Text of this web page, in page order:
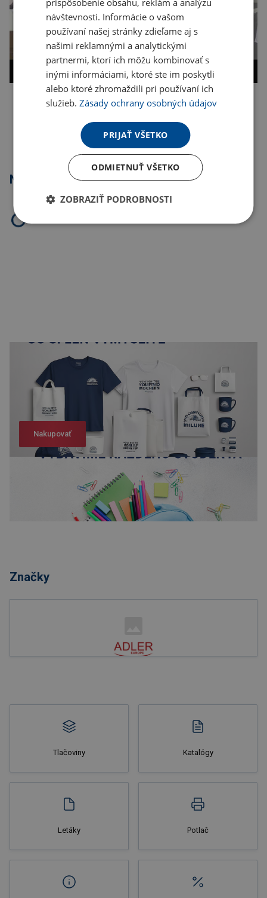
Najpredávanejšie
Nakupovať
Značky
Tlačoviny Katalógy
Letáky Potlač
prispôsobenie obsahu, reklám a analýzu
návštevnosti. Informácie o vašom
používaní našej stránky zdieľame aj s
našimi reklamnými a analytickými
partnermi, ktorí ich môžu kombinovať s
inými informáciami, ktoré ste im poskytli
alebo ktoré zhromaždili pri používaní ich
služieb.Zásady ochrany osobných údajov
PRIJAŤ VŠETKO
ODMIETNUŤ VŠETKO
ZOBRAZIŤ PODROBNOSTI